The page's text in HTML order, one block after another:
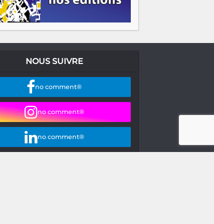
NOUS SUIVRE
no comment®
no comment®
no comment®